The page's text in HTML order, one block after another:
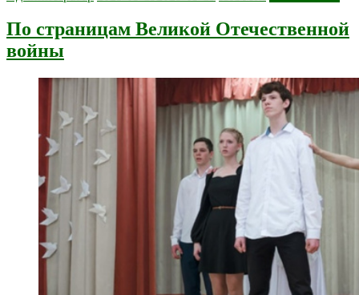
По страницам Великой Отечественной
войны